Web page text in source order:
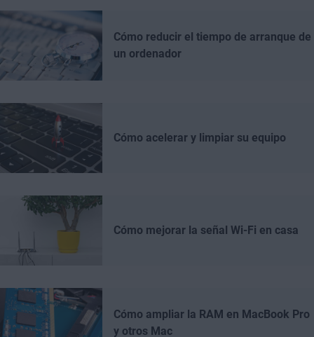
Cómo reducir el tiempo de arranque de
un ordenador
Cómo acelerar y limpiar su equipo
Cómo mejorar la señal Wi-Fi en casa
Cómo ampliar la RAM en MacBook Pro
y otros Mac